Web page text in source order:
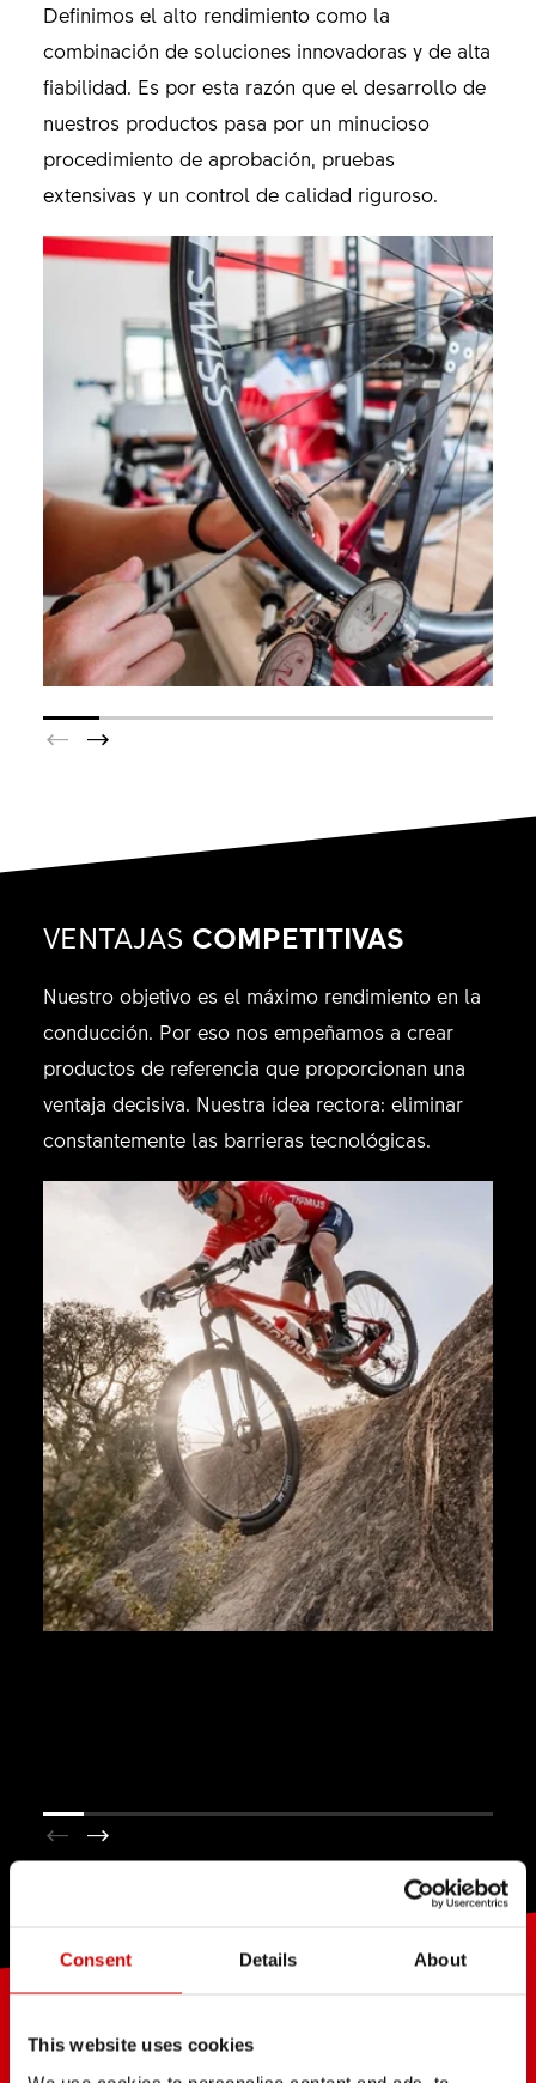
Consent Details About
This website uses cookies
Definimos el alto rendimiento como la
combinación de soluciones innovadoras y de alta
fiabilidad. Es por esta razón que el desarrollo de
nuestros productos pasa por un minucioso
procedimiento de aprobación, pruebas
extensivas y un control de calidad riguroso.
VENTAJAS COMPETITIVAS
Nuestro objetivo es el máximo rendimiento en la
conducción. Por eso nos empeñamos a crear
productos de referencia que proporcionan una
ventaja decisiva. Nuestra idea rectora: eliminar
constantemente las barrieras tecnológicas.
CICLISTASAMBICIOSOS